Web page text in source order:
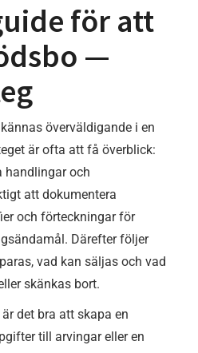
för att
—
överväldigande i en
är ofta att få överblick:
handlingar och
att dokumentera
och förteckningar för
Därefter följer
vad kan säljas och vad
skänkas bort.
är det bra att skapa en
till arvingar eller en